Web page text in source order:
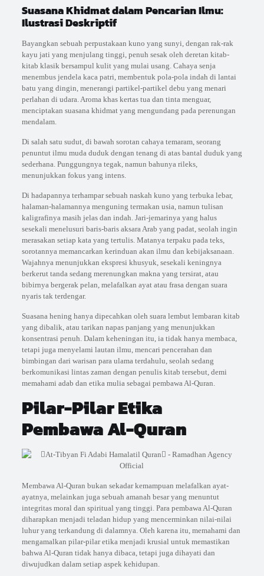
Suasana Khidmat dalam Pencarian Ilmu:
Ilustrasi Deskriptif
Bayangkan sebuah perpustakaan kuno yang sunyi, dengan rak-rak
kayu jati yang menjulang tinggi, penuh sesak oleh deretan kitab-
kitab klasik bersampul kulit yang mulai usang. Cahaya senja
menembus jendela kaca patri, membentuk pola-pola indah di lantai
batu yang dingin, menerangi partikel-partikel debu yang menari
perlahan di udara. Aroma khas kertas tua dan tinta menguar,
menciptakan suasana khidmat yang mengundang pada perenungan
mendalam.
Di salah satu sudut, di bawah sorotan cahaya temaram, seorang
penuntut ilmu muda duduk dengan tenang di atas bantal duduk yang
sederhana. Punggungnya tegak, namun bahunya rileks,
menunjukkan fokus yang intens.
Di hadapannya terhampar sebuah naskah kuno yang terbuka lebar,
halaman-halamannya menguning termakan usia, namun tulisan
kaligrafinya masih jelas dan indah. Jari-jemarinya yang halus
sesekali menelusuri baris-baris aksara Arab yang padat, seolah ingin
merasakan setiap kata yang tertulis. Matanya terpaku pada teks,
sorotannya memancarkan kerinduan akan ilmu dan kebijaksanaan.
Wajahnya menunjukkan ekspresi khusyuk, sesekali keningnya
berkerut tanda sedang merenungkan makna yang tersirat, atau
bibirnya bergerak pelan, melafalkan ayat atau frasa dengan suara
nyaris tak terdengar.
Suasana hening hanya dipecahkan oleh suara lembut lembaran kitab
yang dibalik, atau tarikan napas panjang yang menunjukkan
konsentrasi penuh. Dalam keheningan itu, ia tidak hanya membaca,
tetapi juga menyelami lautan ilmu, mencari pencerahan dan
bimbingan dari warisan para ulama terdahulu, seolah sedang
berkomunikasi lintas zaman dengan penulis kitab tersebut, demi
memahami adab dan etika mulia sebagai pembawa Al-Quran.
Pilar-Pilar Etika
Pembawa Al-Quran
Membawa Al-Quran bukan sekadar kemampuan melafalkan ayat-
ayatnya, melainkan juga sebuah amanah besar yang menuntut
integritas moral dan spiritual yang tinggi. Para pembawa Al-Quran
diharapkan menjadi teladan hidup yang mencerminkan nilai-nilai
luhur yang terkandung di dalamnya. Oleh karena itu, memahami dan
mengamalkan pilar-pilar etika menjadi krusial untuk memastikan
bahwa Al-Quran tidak hanya dibaca, tetapi juga dihayati dan
diwujudkan dalam setiap aspek kehidupan.